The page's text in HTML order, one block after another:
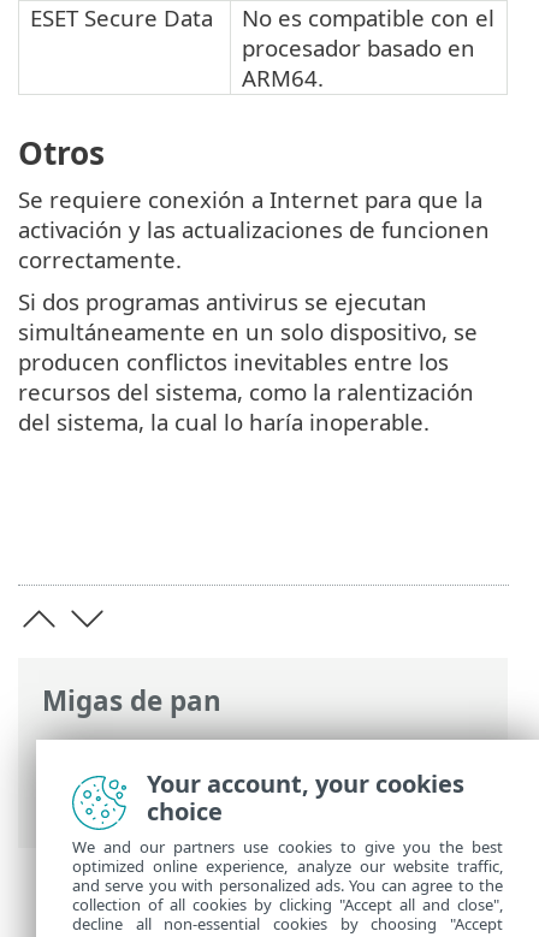
Migas de pan
Ayuda en línea de ESET>ESET Smart
Security Premium>ESET Smart Security
Premium
> Requisitos del sistema
ESET Secure Data
No es compatible con el
procesador basado en
ARM64.
Otros
Se requiere conexión a Internet para que la
activación y las actualizaciones de funcionen
correctamente.
Si dos programas antivirus se ejecutan
simultáneamente en un solo dispositivo, se
producen conflictos inevitables entre los
recursos del sistema, como la ralentización
del sistema, la cual lo haría inoperable.
Your account, your cookies
choice
We and our partners use cookies to give you the best
optimized online experience, analyze our website traffic,
and serve you with personalized ads. You can agree to the
collection of all cookies by clicking "Accept all and close",
decline all non-essential cookies by choosing "Accept